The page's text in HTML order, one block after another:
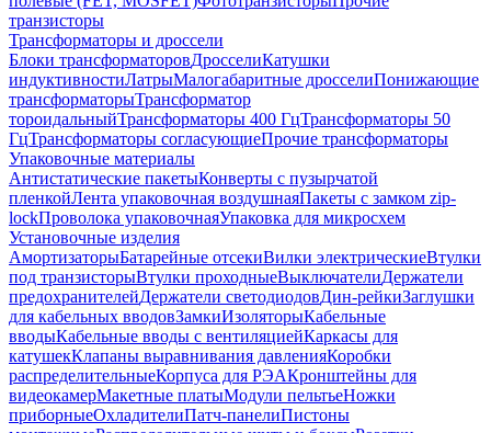
транзисторы
Трансформаторы и дроссели
Блоки трансформаторовДросселиКатушки
индуктивностиЛатрыМалогабаритные дросселиПонижающие
трансформаторыТрансформатор
тороидальныйТрансформаторы 400 ГцТрансформаторы 50
ГцТрансформаторы согласующиеПрочие трансформаторы
Упаковочные материалы
Антистатические пакетыКонверты с пузырчатой
пленкойЛента упаковочная воздушнаяПакеты с замком zip-
lockПроволока упаковочнаяУпаковка для микросхем
Установочные изделия
АмортизаторыБатарейные отсекиВилки электрическиеВтулки
под транзисторыВтулки проходныеВыключателиДержатели
предохранителейДержатели светодиодовДин-рейкиЗаглушки
для кабельных вводовЗамкиИзоляторыКабельные
вводыКабельные вводы с вентиляциейКаркасы для
катушекКлапаны выравнивания давленияКоробки
распределительныеКорпуса для РЭАКронштейны для
видеокамерМакетные платыМодули пельтьеНожки
приборныеОхладителиПатч-панелиПистоны